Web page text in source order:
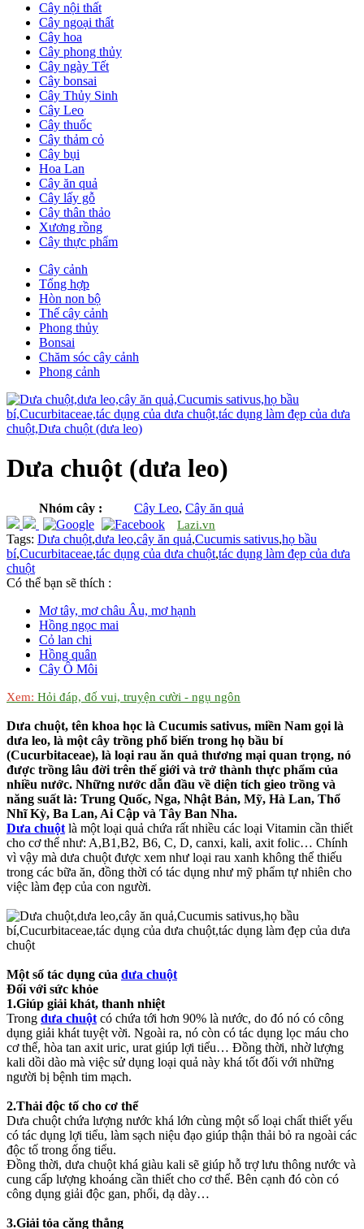
Cây nội thất
Cây ngoại thất
Cây hoa
Cây phong thủy
Cây ngày Tết
Cây bonsai
Cây Thủy Sinh
Cây Leo
Cây thuốc
Cây thảm cỏ
Cây bụi
Hoa Lan
Cây ăn quả
Cây lấy gỗ
Cây thân thảo
Xương rồng
Cây thực phẩm
Cây cảnh
Tổng hợp
Hòn non bộ
Thế cây cảnh
Phong thủy
Bonsai
Chăm sóc cây cảnh
Phong cảnh
Dưa chuột (dưa leo)
Nhóm cây : Cây Leo, Cây ăn quả
Lazi.vn
Tags: Dưa chuột,dưa leo,cây ăn quả,Cucumis sativus,họ bầu
bí,Cucurbitaceae,tác dụng của dưa chuột,tác dụng làm đẹp của dưa
chuột
Có thể bạn sẽ thích :
Mơ tây, mơ châu Âu, mơ hạnh
Hồng ngọc mai
Cỏ lan chi
Hồng quân
Cây Ô Môi
Xem: Hỏi đáp, đố vui, truyện cười - ngụ ngôn
Dưa chuột, tên khoa học là Cucumis sativus, miền Nam gọi là
dưa leo, là một cây trồng phổ biến trong họ bầu bí
(Cucurbitaceae), là loại rau ăn quả thương mại quan trọng, nó
được trồng lâu đời trên thế giới và trở thành thực phẩm của
nhiều nước. Những nước dẫn đầu về diện tích gieo trồng và
năng suất là: Trung Quốc, Nga, Nhật Bản, Mỹ, Hà Lan, Thổ
Nhĩ Kỳ, Ba Lan, Ai Cập và Tây Ban Nha.
Dưa chuột là một loại quả chứa rất nhiều các loại Vitamin cần thiết
cho cơ thể như: A,B1,B2, B6, C, D, canxi, kali, axit folic… Chính
vì vậy mà dưa chuột được xem như loại rau xanh không thể thiếu
trong các bữa ăn, đồng thời có tác dụng như mỹ phẩm tự nhiên cho
việc làm đẹp của con người.
Một số tác dụng của dưa chuột
Đối với sức khỏe
1.Giúp giải khát, thanh nhiệt
Trong dưa chuột có chứa tới hơn 90% là nước, do đó nó có công
dụng giải khát tuyệt vời. Ngoài ra, nó còn có tác dụng lọc máu cho
cơ thể, hòa tan axit uric, urat giúp lợi tiểu… Đồng thời, nhờ lượng
kali dồi dào mà việc sử dụng loại quả này khá tốt đối với những
người bị bệnh tim mạch.
2.Thải độc tố cho cơ thể
Dưa chuột chứa lượng nước khá lớn cùng một số loại chất thiết yếu
có tác dụng lợi tiểu, làm sạch niệu đạo giúp thận thải bỏ ra ngoài các
độc tố trong ống tiểu.
Đồng thời, dưa chuột khá giàu kali sẽ giúp hỗ trợ lưu thông nước và
cung cấp lượng khoáng cần thiết cho cơ thể. Bên cạnh đó còn có
công dụng giải độc gan, phổi, dạ dày…
3.Giải tỏa căng thẳng